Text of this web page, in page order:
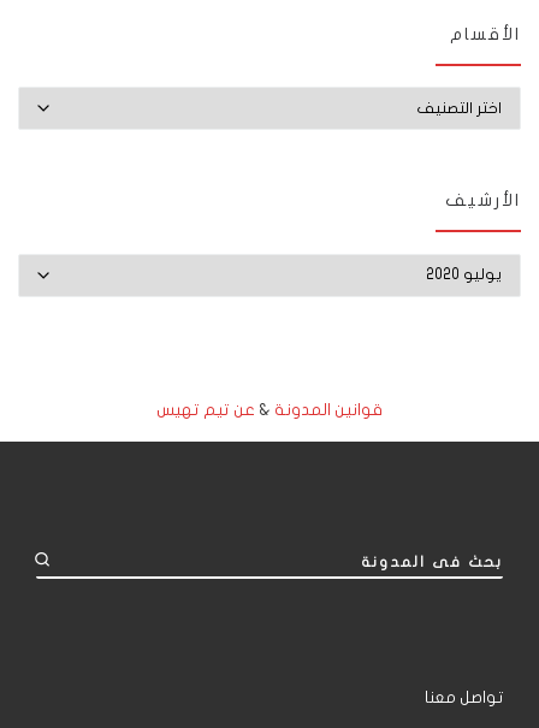
الأقسام
الأرشيف
قوانين المدونة & عن تيم تهيس
بحث فى المدونة
تواصل معنا